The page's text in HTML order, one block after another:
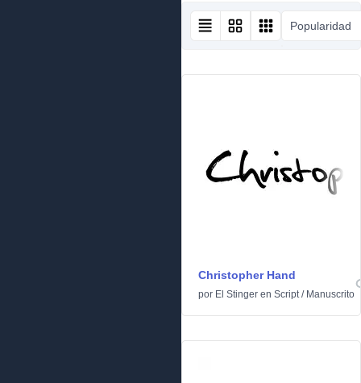
Popularidad
Christopher Hand
por El Stinger en Script/ Manuscrito